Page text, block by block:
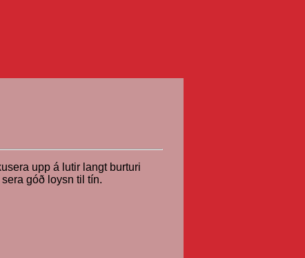
upp á lutir langt burturi
góð loysn til tín.